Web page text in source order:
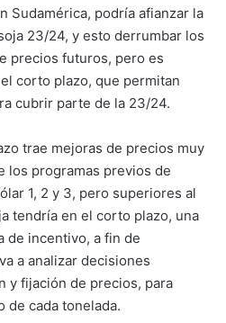
Sudamérica, podría afianzar la
23/24, y esto derrumbar los
precios futuros, pero es
corto plazo, que permitan
cubrir parte de la 23/24.
trae mejoras de precios muy
los programas previos de
1, 2 y 3, pero superiores al
tendría en el corto plazo, una
de incentivo, a fin de
a analizar decisiones
y fijación de precios, para
de cada tonelada.